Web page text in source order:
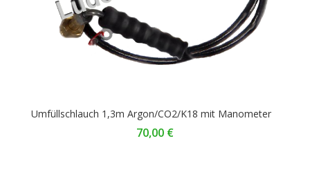
Umfüllschlauch 1,3m Argon/CO2/K18 mit Manometer
70,00 €